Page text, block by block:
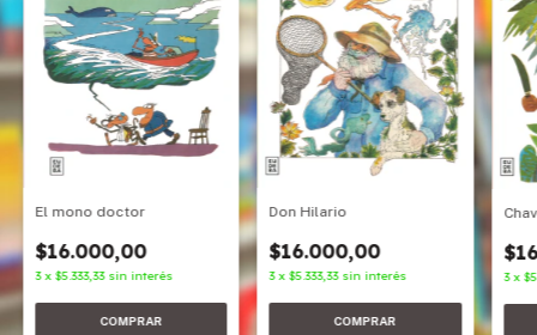
El mono doctor
$16.000,00
3 x $5.333,33 sin interés
Don Hilario
$16.000,00
3 x$5.333,33 sin interés 3 x